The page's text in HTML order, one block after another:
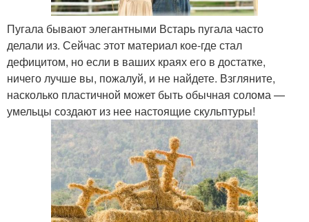
Пугала бывают элегантными Встарь пугала часто
делали из. Сейчас этот материал кое-где стал
дефицитом, но если в ваших краях его в достатке,
ничего лучше вы, пожалуй, и не найдете. Взгляните,
насколько пластичной может быть обычная солома —
умельцы создают из нее настоящие скульптуры!